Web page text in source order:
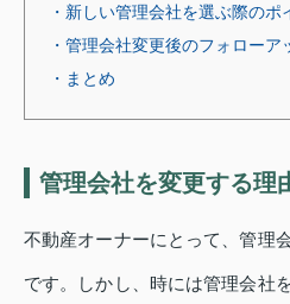
・新しい管理会社を選ぶ際のポ
・管理会社変更後のフォローア
・まとめ
管理会社を変更する理
不動産オーナーにとって、管理
です。しかし、時には管理会社